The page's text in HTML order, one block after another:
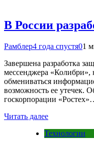
В России
Рамблер4 года спустя01
Завершена разработка
мессенджера «Колибри»,
обмениваться
возможность ее утечек.
госкорпорации
Читать далее
Технологии